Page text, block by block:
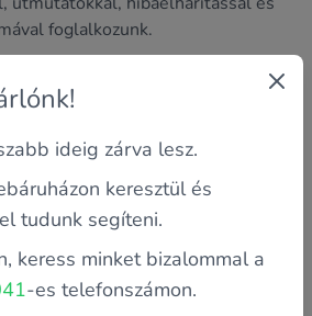
foglalkozunk.
a géped?
ideig zárva lesz.
keresztül és
tudunk segíteni.
keress minket bizalommal a
-es telefonszámon.